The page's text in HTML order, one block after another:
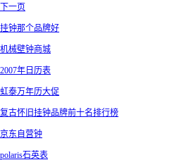
下一页
挂钟那个品牌好
机械壁钟商城
2007年日历表
虹泰万年历大促
复古怀旧挂钟品牌前十名排行榜
京东自营钟
polaris石英表